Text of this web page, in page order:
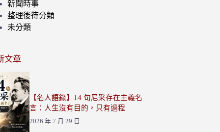
新聞時事
整理後待分類
未分類
文章
【名人語錄】14 句尼采存在主義名
言：人生沒有目的，只有過程
2026 年 7 月 29 日